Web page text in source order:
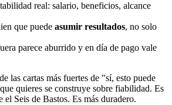
real: salario, beneficios, alcance
que puede asumir resultados, no solo
parece aburrido y en día de pago vale
las cartas más fuertes de "sí, esto puede
quieres se construye sobre fiabilidad. Es
el Seis de Bastos. Es más duradero.